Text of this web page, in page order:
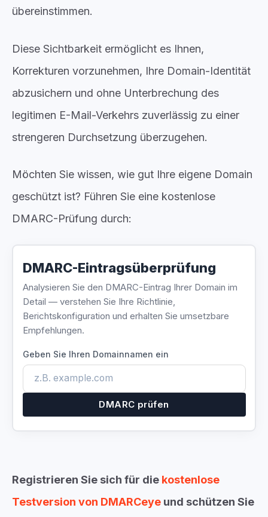
übereinstimmen.
Diese Sichtbarkeit ermöglicht es Ihnen,
Korrekturen vorzunehmen, Ihre Domain-Identität
abzusichern und ohne Unterbrechung des
legitimen E-Mail-Verkehrs zuverlässig zu einer
strengeren Durchsetzung überzugehen.
Möchten Sie wissen, wie gut Ihre eigene Domain
geschützt ist? Führen Sie eine kostenlose
DMARC-Prüfung durch:
DMARC-Eintragsüberprüfung
Analysieren Sie den DMARC-Eintrag Ihrer Domain im
Detail — verstehen Sie Ihre Richtlinie,
Berichtskonfiguration und erhalten Sie umsetzbare
Empfehlungen.
Geben Sie Ihren Domainnamen ein
DMARC prüfen
Registrieren Sie sich für die kostenlose
Testversion von DMARCeye und schützen Sie